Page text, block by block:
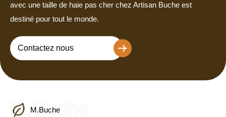
avec une taille de haie pas cher chez Artisan Buche est
destiné pour tout le monde.
Contactez nous
M.Buche
M.Buche